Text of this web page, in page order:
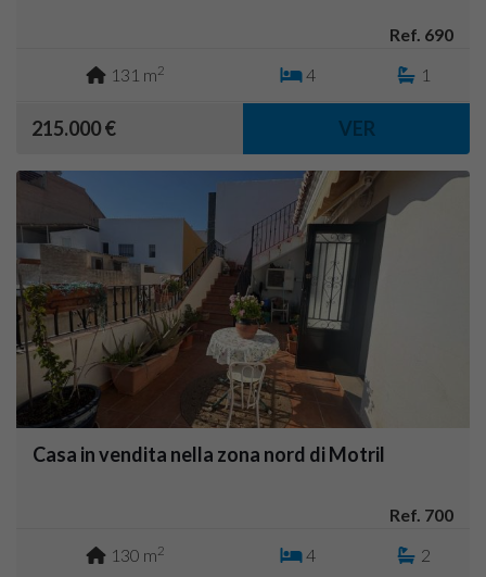
Ref. 690
131 m2 4 1
215.000 € VER
Casa in vendita nella zona nord di Motril
Ref. 700
130 m2 4 2